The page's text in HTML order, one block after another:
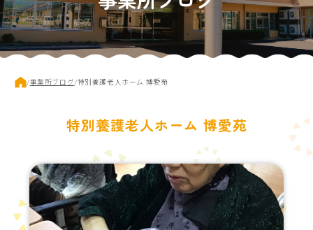
現
/事業所ブログ/特別養護老人ホーム 博愛苑
特別養護老人ホーム 博愛苑